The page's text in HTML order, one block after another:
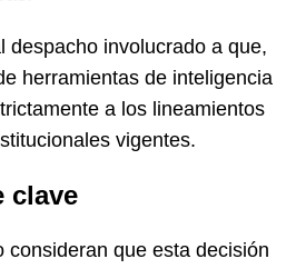
despacho involucrado a que,
herramientas de inteligencia
a los lineamientos
vigentes.
clave
consideran que esta decisión